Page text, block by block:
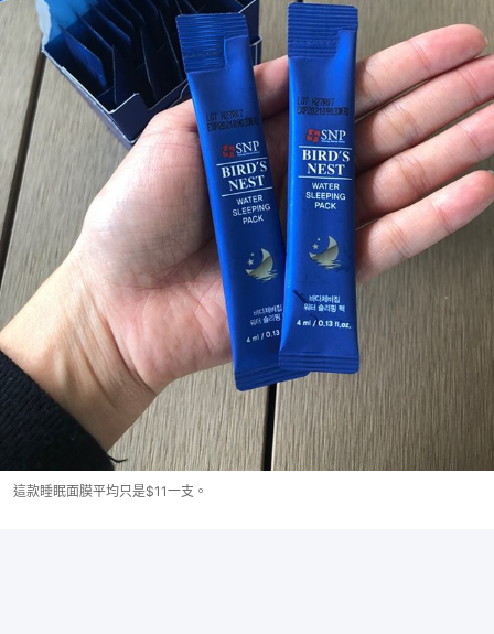
這款睡眠面膜平均只是$11一支。